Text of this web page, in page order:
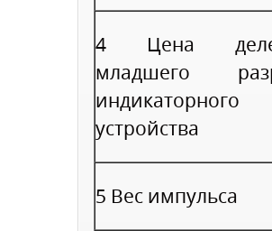
4 Цена
младшего
индикаторного
устройства
5 Вес импульса